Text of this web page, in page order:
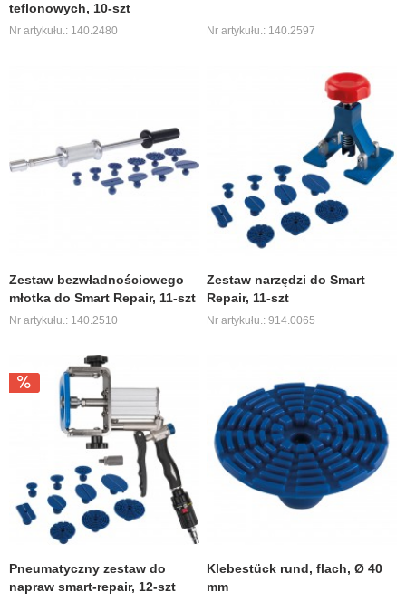
teflonowych, 10-szt
Nr artykułu.: 140.2480 Nr artykułu.: 140.2597
Zestaw bezwładnościowego
młotka do Smart Repair, 11-szt
Nr artykułu.: 140.2510
Zestaw narzędzi do Smart
Repair, 11-szt
Nr artykułu.: 914.0065
Pneumatyczny zestaw do
napraw smart-repair, 12-szt
Klebestück rund, flach, Ø 40
mm